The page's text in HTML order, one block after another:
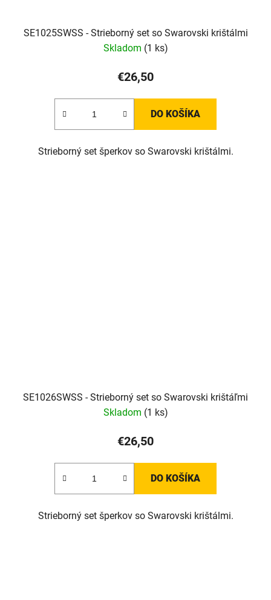
SE1025SWSS - Strieborný set so Swarovski krištálmi
Skladom (1 ks)
€26,50
DO KOŠÍKA
Strieborný set šperkov so Swarovski krištálmi.
SE1026SWSS - Strieborný set so Swarovski krištáľmi
Skladom (1 ks)
€26,50
DO KOŠÍKA
Strieborný set šperkov so Swarovski krištálmi.